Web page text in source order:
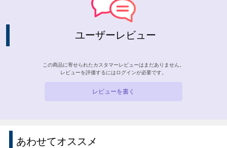
ユーザーレビュー
この商品に寄せられたカスタマーレビューはまだありません。
レビューを評価するには ログインが必要です。
レビューを書く
あわせてオススメ